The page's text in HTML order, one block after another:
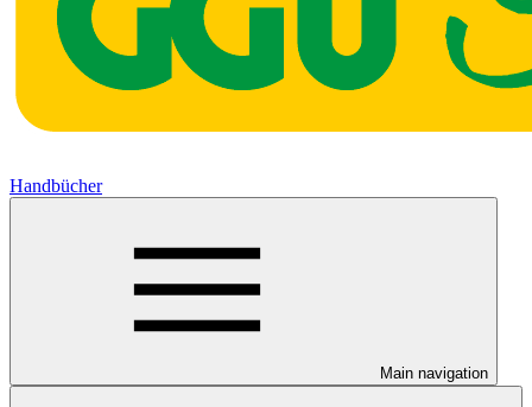
Handbücher
Main navigation